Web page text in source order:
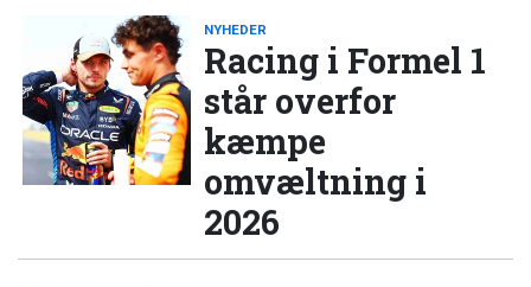
NYHEDER
Racing i Formel 1
står overfor
kæmpe
omvæltning i
2026